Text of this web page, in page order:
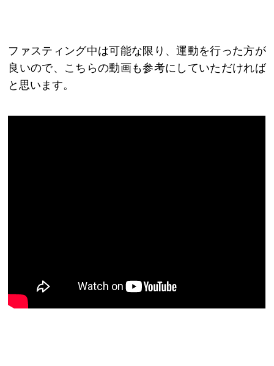
ファスティング中は可能な限り、運動を行った方が
良いので、こちらの動画も参考にしていただければ
と思います。